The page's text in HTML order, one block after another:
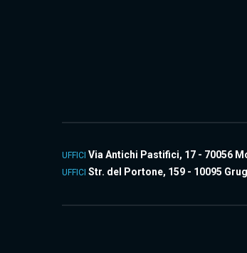
UFFICI Via Antichi Pastifici, 17 - 70056
UFFICI Str. del Portone, 159 - 10095